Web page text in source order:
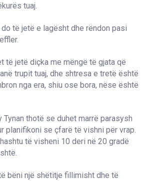
tuaj.
do të jetë e lagësht dhe rëndon pasi
të jetë diçka me mëngë të gjata që
trupit tuaj, dhe shtresa e tretë është
nga era, shiu ose bora, nëse është
Tynan thotë se duhet marrë parasysh
planifikoni se çfarë të vishni për vrap.
të visheni 10 deri në 20 gradë
bëni një shëtitje fillimisht dhe të